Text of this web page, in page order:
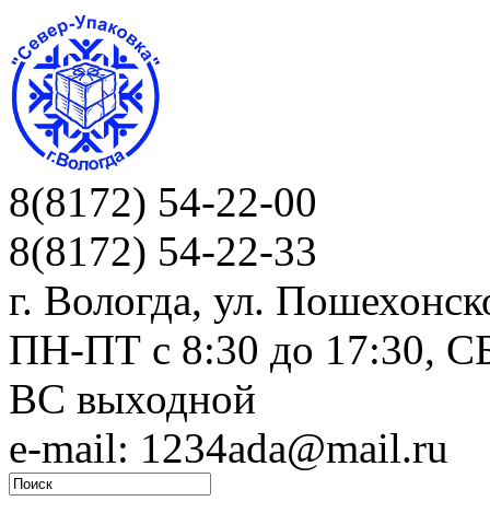
8(8172) 54-22-00
8(8172) 54-22-33
г. Вологда, ул.
ПН-ПТ c 8:30 до 17:30,
ВС выходной
e-mail: 1234ada@mail.ru